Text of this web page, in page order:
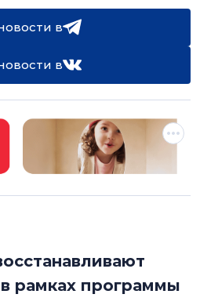
в
в
рамках программы